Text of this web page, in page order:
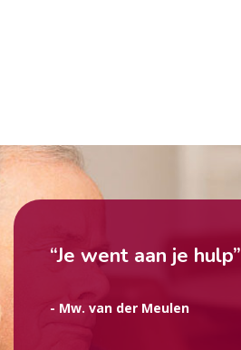
“Je went aan je hulp”
- Mw. van der Meulen